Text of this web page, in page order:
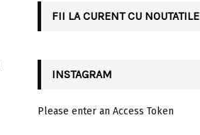
FII LA CURENT CU NOUTATILE
INSTAGRAM
Please enter an Access Token